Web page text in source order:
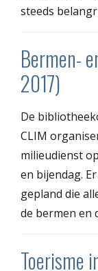
steeds
Bermen-
2017)
De
CLIM
milieudienst
en bijendag.
gepland die
de bermen en
Toerisme